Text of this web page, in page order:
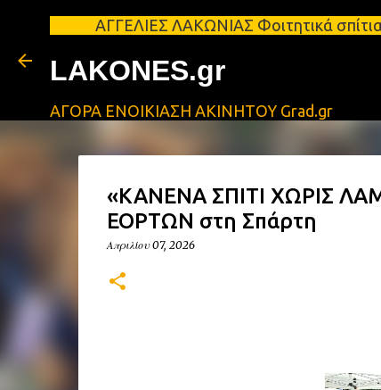
ΑΓΓΕΛΙΕΣ ΛΑΚΩΝΙΑΣ Φοιτητικά σπίτια προς
LAKONES.gr
ΑΓΟΡΑ ΕΝΟΙΚΙΑΣΗ ΑΚΙΝΗΤΟΥ Grad.gr
«ΚΑΝΕΝΑ ΣΠΙΤΙ ΧΩΡΙΣ
ΕΟΡΤΩΝ στη Σπάρτη
Απριλίου 07, 2026